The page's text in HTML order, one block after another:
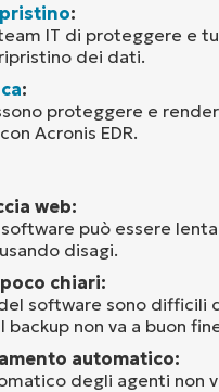
:
IT di proteggere e
dei dati.
:
proteggere e
Acronis EDR.
web:
può essere
disagi.
chiari:
software sono difficili
non va a buon
automatico:
degli agenti non